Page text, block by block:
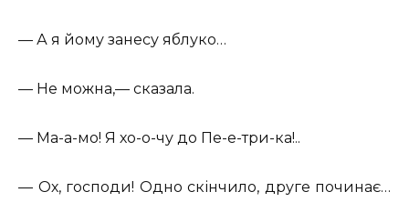
— А я йому занесу яблуко…
— Не можна,— сказала.
— Ма-а-мо! Я хо-о-чу до Пе-е-три-ка!..
— Ох, господи! Одно скінчило, друге починає…